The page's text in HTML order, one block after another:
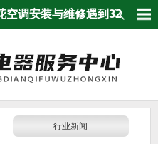
空调安装与维修遇到32
，安装空调32制冷剂，
险吗？_4
行业新闻